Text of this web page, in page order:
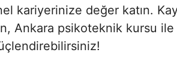
kariyerinize değer katın.
Ankara psikoteknik kursu